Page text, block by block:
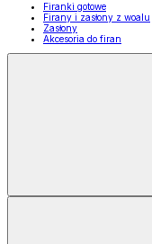
Firanki gotowe
Firany i zasłony z woalu
Zasłony
Akcesoria do firan